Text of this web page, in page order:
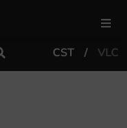
CST VLC